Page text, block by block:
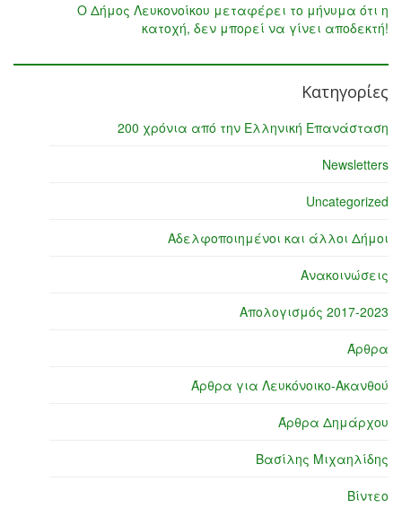
Ο Δήμος Λευκονοίκου μεταφέρει το μήνυμα ότι η
κατοχή, δεν μπορεί να γίνει αποδεκτή!
Κατηγορίες
200 χρόνια από την Ελληνική Επανάσταση
Newsletters
Uncategorized
Αδελφοποιημένοι και άλλοι Δήμοι
Ανακοινώσεις
Απολογισμός 2017-2023
Άρθρα
Άρθρα για Λευκόνοικο-Ακανθού
Άρθρα Δημάρχου
Βασίλης Μιχαηλίδης
Βίντεο